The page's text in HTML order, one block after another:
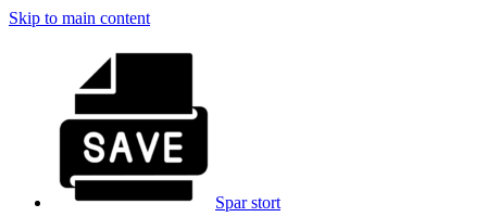
Skip to main content
Spar stort